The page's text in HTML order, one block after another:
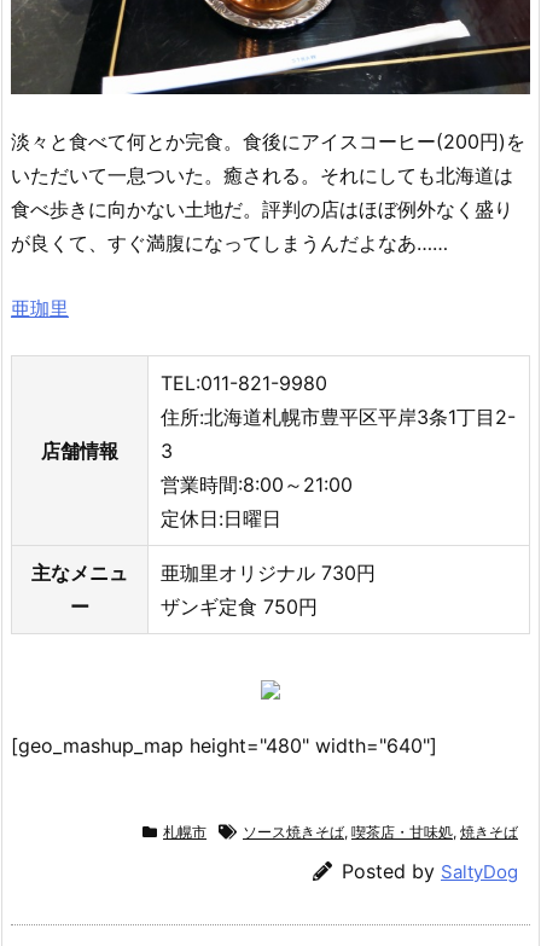
淡々と食べて何とか完食。食後にアイスコーヒー(200円)を
いただいて一息ついた。癒される。それにしても北海道は
食べ歩きに向かない土地だ。評判の店はほぼ例外なく盛り
が良くて、すぐ満腹になってしまうんだよなあ……
亜珈里
店舗情報
TEL:011-821-9980
住所:北海道札幌市豊平区平岸3条1丁目2-
3
営業時間:8:00～21:00
定休日:日曜日
主なメニュ
ー
亜珈里オリジナル 730円
ザンギ定食 750円
[geo_mashup_map height="480" width="640"]
札幌市 ソース焼きそば, 喫茶店・甘味処, 焼きそば
Posted by SaltyDog